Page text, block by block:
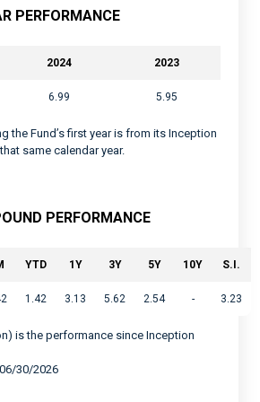
PERFORMANCE
2024 2023
6.99 5.95
the Fund’s first year is from its Inception
same calendar year.
PERFORMANCE
YTD 1Y 3Y 5Y 10Y S.I.
1.42 3.13 5.62 2.54 - 3.23
is the performance since Inception
30/2026